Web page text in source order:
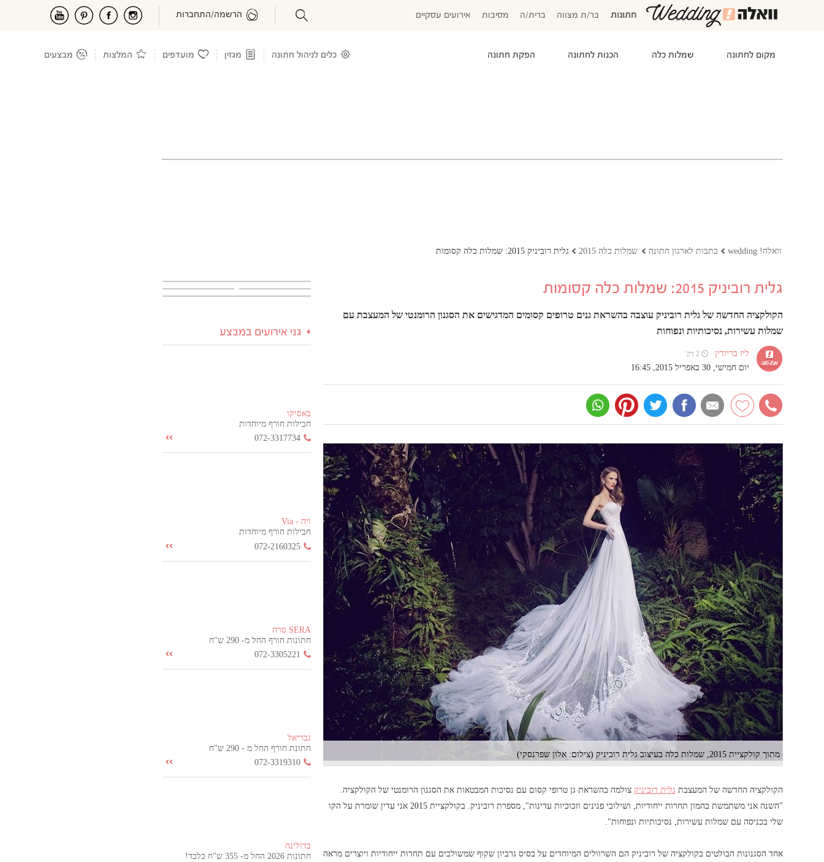
חתונות בר/ת מצווה ברית/ה מסיבות אירועים עסקיים הרשמה/התחברות
מקום לחתונה שמלות כלה הכנות לחתונה הפקת חתונה כלים לניהול חתונה מגזין מועדפים המלצות מבצעים
וואלה! wedding כתבות לארגון חתונה שמלות כלה 2015 גלית רוביניק 2015: שמלות כלה קסומות
גלית רוביניק 2015: שמלות כלה קסומות
הקולקציה החדשה של גלית רוביניק עוצבה בהשראת גנים טרופים קסומים המדגישים את הסגנון הרומנטי של המעצבת עם
שמלות עשירות, נסיכותיות ונפוחות
ליז בריודין ⏲ 2 דק'
יום חמישי, 30 באפריל 2015, 16:45
מתוך קולקציית 2015, שמלות כלה בעיצוב גלית רוביניק (צילום: אלון שפרנסקי)
הקולקציה החדשה של המעצבת גלית רוביניק צולמה בהשראת גן טרופי קסום עם נסיכות המבטאות את הסגנון הרומנטי של הקולקציה.
"השנה אני משתמשת בהמון תחרות ייחודיות, ושילובי פנינים וזכוכיות עדינות", מספרת רוביניק. בקולקציית 2015 אני עדין שומרת על הקו
שלי בכניסה עם שמלות עשירות, נסיכותיות ונפוחות".
אחד הסגנונות הבולטים בקולקציה של רוביניק הם השרוולים המיוחדים על בסיס גרביון שקוף שמשולבים עם תחרות ייחודיות ויוצרים מראה
גני אירועים במבצע
באסיקו
חבילות חורף מיוחדות
072-3317734
ויה - Via
חבילות חורף מיוחדות
072-2160325
SERA סרה
חתונות חורף החל מ- 290 ש"ח
072-3305221
גבריאל
חתונת חורף החל מ - 290 ש"ח
072-3319310
בדולינה
חתונות 2026 החל מ- 355 ש"ח בלבד!